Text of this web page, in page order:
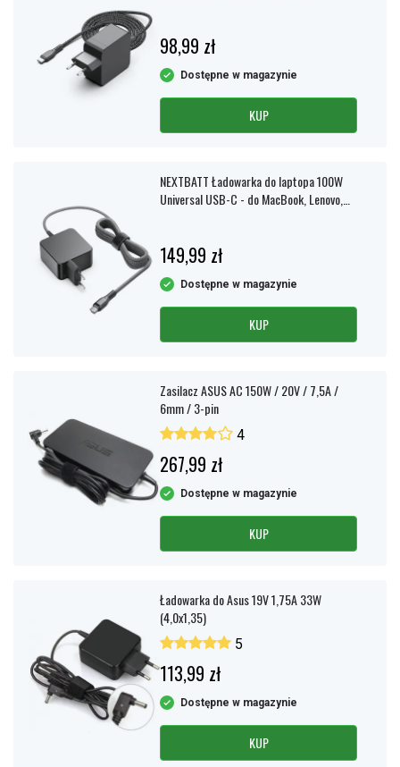
98,99 zł
Dostępne w magazynie
KUP
NEXTBATT Ładowarka do laptopa 100W
Universal USB-C - do MacBook, Lenovo,
149,99 zł
Dostępne w magazynie
KUP
Zasilacz ASUS AC 150W / 20V / 7,5A /
6mm / 3-pin
4
267,99 zł
Dostępne w magazynie
KUP
Ładowarka do Asus 19V 1,75A 33W
(4,0x1,35)
5
113,99 zł
Dostępne w magazynie
KUP